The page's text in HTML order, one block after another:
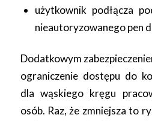
użytkownik podłącza
nieautoryzowanego pen
Dodatkowym
ograniczenie dostępu do
dla wąskiego kręgu
osób. Raz, że zmniejsza to